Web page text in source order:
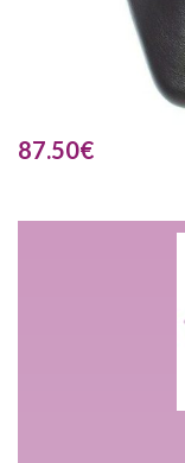
87.50€